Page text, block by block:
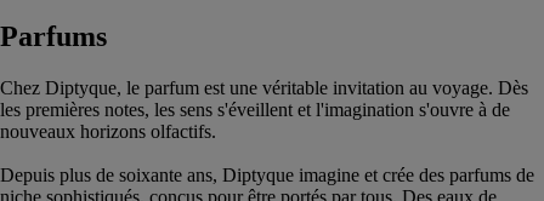
Parfums
Chez Diptyque, le parfum est une véritable invitation au voyage. Dès
les premières notes, les sens s'éveillent et l'imagination s'ouvre à de
nouveaux horizons olfactifs.
Depuis plus de soixante ans, Diptyque imagine et crée des parfums de
niche sophistiqués, conçus pour être portés par tous. Des eaux de